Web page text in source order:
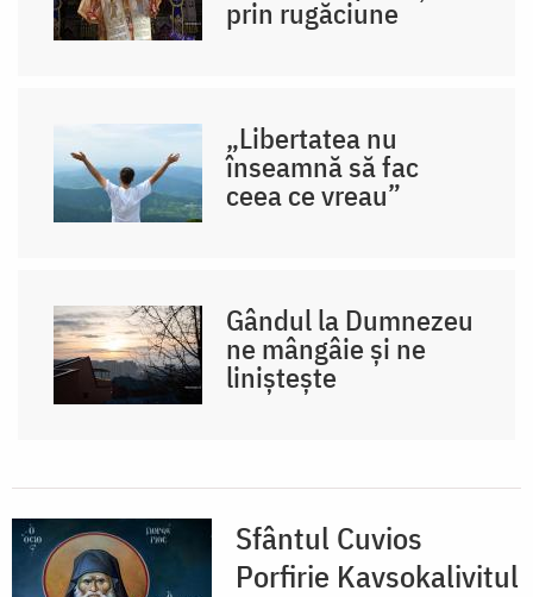
prin rugăciune
„Libertatea nu
înseamnă să fac
ceea ce vreau”
Gândul la Dumnezeu
ne mângâie și ne
liniștește
Sfântul Cuvios
Porfirie Kavsokalivitul